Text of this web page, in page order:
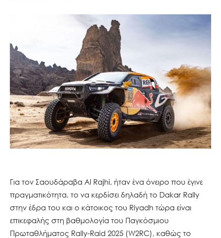
Για τον Σαουδάραβα Al Rajhi, ήταν ένα όνειρο που έγινε
πραγματικότητα, το να κερδίσει δηλαδή το Dakar Rally
στην έδρα του και ο κάτοικος του Riyadh τώρα είναι
επικεφαλής στη βαθμολογία του Παγκόσμιου
Πρωταθλήματος Rally-Raid 2025 (W2RC), καθώς το